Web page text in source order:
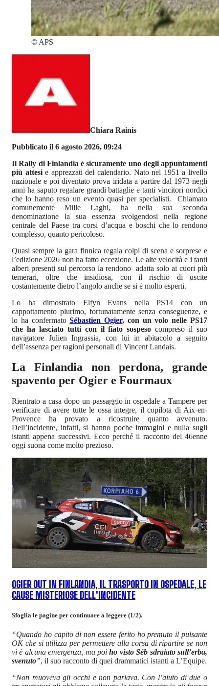
© APS
Chiara Rainis
Pubblicato il 6 agosto 2026, 09:24
Il Rally di Finlandia è sicuramente uno degli appuntamenti
più attesie apprezzati del calendario. Nato nel 1951 a livello
nazionale e poi diventato prova iridata a partire dal 1973 negli
anni ha saputo regalare grandi battaglie e tanti vincitori nordici
che lo hanno reso un evento quasi per specialisti. Chiamato
comunemente Mille Laghi, ha nella sua seconda
denominazione la sua essenza svolgendosi nella regione
centrale del Paese tra corsi d’acqua e boschi che lo rendono
complesso, quanto pericoloso.
Quasi sempre la gara finnica regala colpi di scena e sorprese e
l’edizione 2026 non ha fatto eccezione. Le alte velocità e i tanti
alberi presenti sul percorso la rendono adatta solo ai cuori più
temerari, oltre che insidiosa, con il rischio di uscite
costantemente dietro l’angolo anche se si è molto esperti.
Lo ha dimostrato Elfyn Evans nella PS14 con un
cappottamento plurimo, fortunatamente senza conseguenze, e
lo ha confermato Sébastien Ogier, con un volo nelle PS17
che ha lasciato tutti con il fiato sospesocompreso il suo
navigatore Julien Ingrassia, con lui in abitacolo a seguito
dell’assenza per ragioni personali di Vincent Landais.
La Finlandia non perdona, grande
spavento per Ogier e Fourmaux
Rientrato a casa dopo un passaggio in ospedale a Tampere per
verificare di avere tutte le ossa integre, il copilota di Aix-en-
Provence ha provato a ricostruire quanto avvenuto.
Dell’incidente, infatti, si hanno poche immagini e nulla sugli
istanti appena successivi. Ecco perché il racconto del 46enne
oggi suona come molto prezioso.
OGIER OUT IN FINLANDIA, IL TRASPORTO IN OSPEDALE, LE
CAUSE MISTERIOSE DELL'INCIDENTE
Sfoglia le pagine per continuare a leggere (1/2).
“Quando ho capito di non essere ferito ho premuto il pulsante
OK che si utilizza per permettere alla corsa di ripartire se non
vi è alcuna emergenza, ma poi ho visto Séb sdraiato sull’erba,
svenuto”, il suo racconto di quei drammatici istanti a L’Equipe.
“Non muoveva gli occhi e non parlava. Con l’aiuto di due o